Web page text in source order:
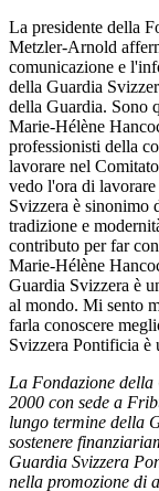
La presidente della
Metzler-Arnold
comunicazione e
della Guardia
della Guardia. Sono
Marie-Hélène
professionisti della
lavorare nel
vedo l'ora di
Svizzera è sinonimo
tradizione e
contributo per far
Marie-Hélène
Guardia Svizzera è
al mondo. Mi sento
farla conoscere
Svizzera Pontificia è
La Fondazione
2000 con sede a
lungo termine della
sostenere
Guardia Svizzera
nella promozione di